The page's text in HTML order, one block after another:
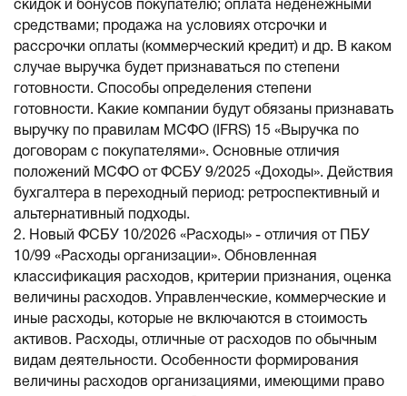
скидок и бонусов покупателю; оплата неденежными
средствами; продажа на условиях отсрочки и
рассрочки оплаты (коммерческий кредит) и др. В каком
случае выручка будет признаваться по степени
готовности. Способы определения степени
готовности. Какие компании будут обязаны признавать
выручку по правилам МСФО (IFRS) 15 «Выручка по
договорам с покупателями». Основные отличия
положений МСФО от ФСБУ 9/2025 «Доходы». Действия
бухгалтера в переходный период: ретроспективный и
альтернативный подходы.
2. Новый ФСБУ 10/2026 «Расходы» - отличия от ПБУ
10/99 «Расходы организации». Обновленная
классификация расходов, критерии признания, оценка
величины расходов. Управленческие, коммерческие и
иные расходы, которые не включаются в стоимость
активов. Расходы, отличные от расходов по обычным
видам деятельности. Особенности формирования
величины расходов организациями, имеющими право